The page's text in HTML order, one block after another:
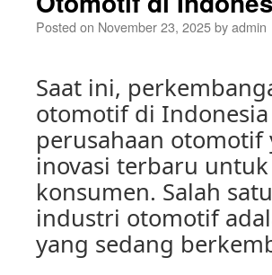
Posted on November 23, 2025byadmin
Saat ini,
otomotif di
perusahaan
inovasi terbaru
konsumen. Salah
industri otomotif
yang sedang